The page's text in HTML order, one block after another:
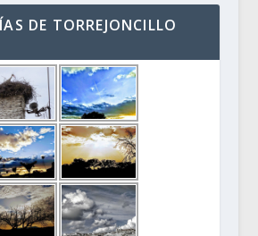
DE TORREJONCILLO